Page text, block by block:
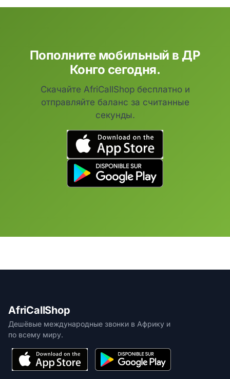
Пополните мобильный в ДР
Конго сегодня.
Скачайте AfriCallShop бесплатно и
отправляйте баланс за считанные
секунды.
AfriCallShop
Дешёвые международные звонки в Африку и
по всему миру.